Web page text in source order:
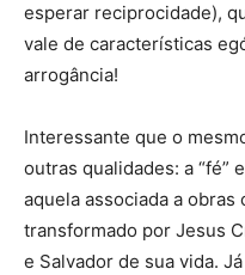
esperar reciprocidade),
vale de características
arrogância!
Interessante que o
outras qualidades: a “fé”
aquela associada a
transformado por Jesus
e Salvador de sua vida.